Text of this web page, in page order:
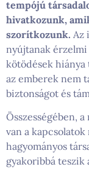
tempójú
hivatkozunk,
szorítkozunk. Az
nyújtanak érzelmi
kötödések hiánya
az emberek nem
biztonságot és
Összességében,
van a
hagyományos
gyakoribbá teszik